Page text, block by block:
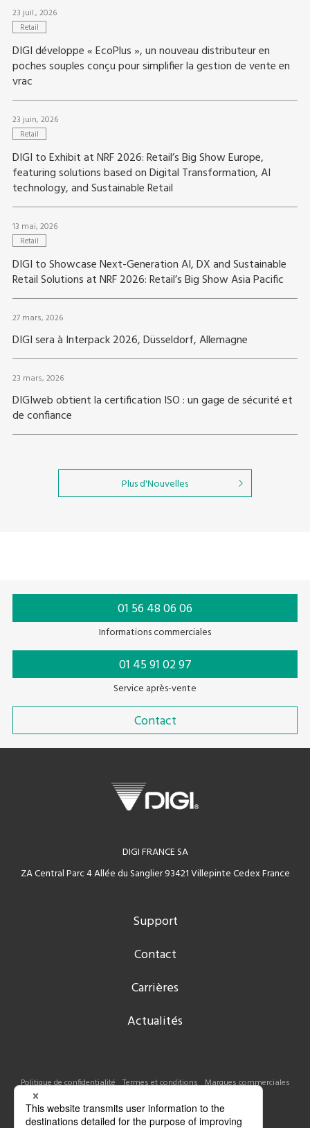
23 juil., 2026
Retail
DIGI développe « EcoPlus », un nouveau distributeur en
poches souples conçu pour simplifier la gestion de vente en
vrac
23 juin, 2026
Retail
DIGI to Exhibit at NRF 2026: Retail’s Big Show Europe,
featuring solutions based on Digital Transformation, AI
technology, and Sustainable Retail
13 mai, 2026
Retail
DIGI to Showcase Next-Generation AI, DX and Sustainable
Retail Solutions at NRF 2026: Retail’s Big Show Asia Pacific
27 mars, 2026
DIGI sera à Interpack 2026, Düsseldorf, Allemagne
23 mars, 2026
DIGIweb obtient la certification ISO : un gage de sécurité et
de confiance
Plus d'Nouvelles
01 56 48 06 06
Informations commerciales
01 45 91 02 97
Service après-vente
Contact
DIGI FRANCE SA
ZA Central Parc 4 Allée du Sanglier 93421 Villepinte Cedex France
Support
Contact
Carrières
Actualités
Politique de confidentialité Termes et conditions Marques commerciales